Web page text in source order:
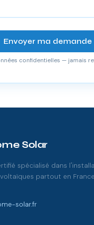
Envoyer ma demande
confidentielles — jamais
Solar
spécialisé dans
partout en
solar.fr